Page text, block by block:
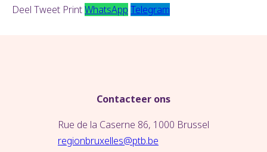
Deel Tweet PrintWhatsApp Telegram
Contacteer ons
Rue de la Caserne 86, 1000 Brussel
regionbruxelles@ptb.be